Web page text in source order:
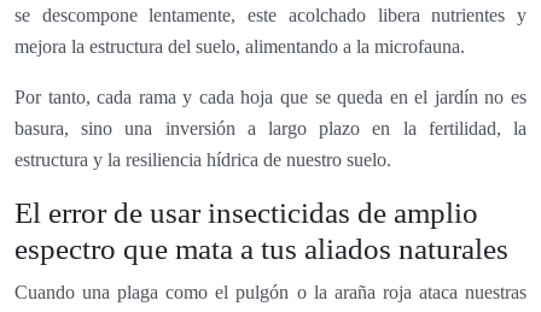
se descompone lentamente, este acolchado libera nutrientes y
mejora la estructura del suelo, alimentando a la microfauna.
Por tanto, cada rama y cada hoja que se queda en el jardín no es
basura, sino una inversión a largo plazo en la fertilidad, la
estructura y la resiliencia hídrica de nuestro suelo.
El error de usar insecticidas de amplio
espectro que mata a tus aliados naturales
Cuando una plaga como el pulgón o la araña roja ataca nuestras